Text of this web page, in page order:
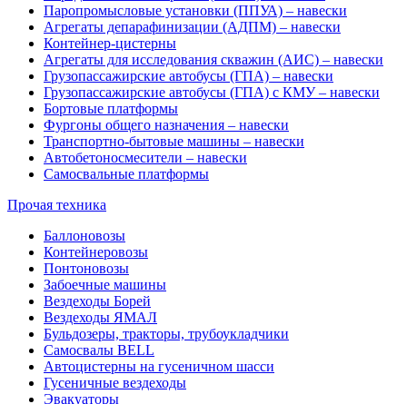
Паропромысловые установки (ППУА) – навески
Агрегаты депарафинизации (АДПМ) – навески
Контейнер-цистерны
Агрегаты для исследования скважин (АИС) – навески
Грузопассажирские автобусы (ГПА) – навески
Грузопассажирские автобусы (ГПА) с КМУ – навески
Бортовые платформы
Фургоны общего назначения – навески
Транспортно-бытовые машины – навески
Автобетоносмесители – навески
Самосвальные платформы
Прочая техника
Баллоновозы
Контейнеровозы
Понтоновозы
Забоечные машины
Вездеходы Борей
Вездеходы ЯМАЛ
Бульдозеры, тракторы, трубоукладчики
Самосвалы BELL
Автоцистерны на гусеничном шасси
Гусеничные вездеходы
Эвакуаторы